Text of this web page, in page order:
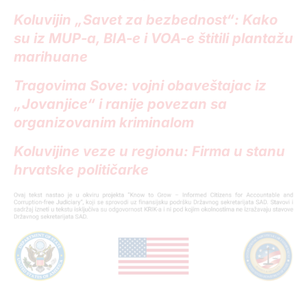
Koluvijin „Savet za bezbednost“: Kako
su iz MUP-a, BIA-e i VOA-e štitili plantažu
marihuane
Tragovima Sove: vojni obaveštajac iz
„Jovanjice“ i ranije povezan sa
organizovanim kriminalom
Koluvijine veze u regionu: Firma u stanu
hrvatske političarke